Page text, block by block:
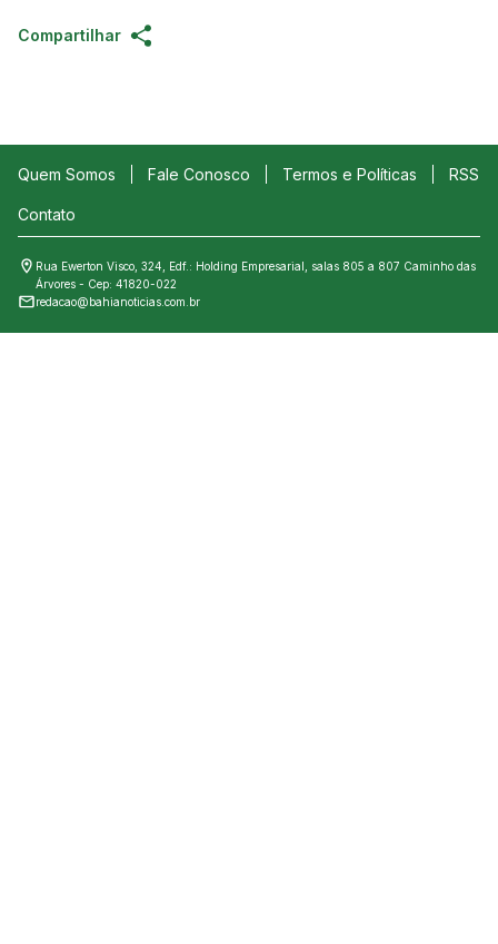
Compartilhar
Quem Somos Fale Conosco Termos e Políticas RSS
Contato
Rua Ewerton Visco, 324, Edf.: Holding Empresarial, salas 805 a 807 Caminho das
Árvores - Cep: 41820-022
redacao@bahianoticias.com.br